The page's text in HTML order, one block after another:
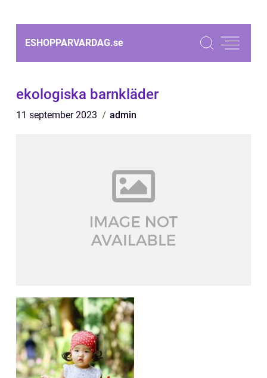
ESHOPPARVARDAG.se
ekologiska barnkläder
11 september 2023 admin